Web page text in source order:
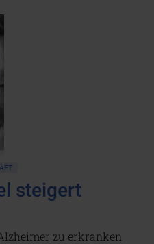
steigert
zu erkranken